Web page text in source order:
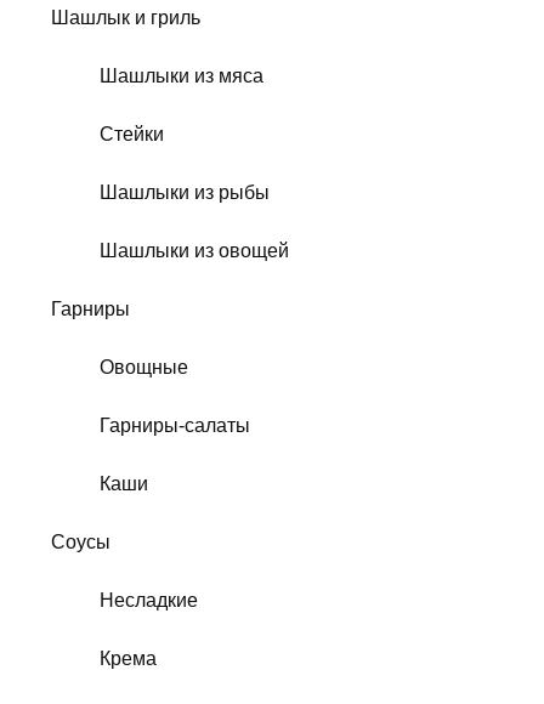
Шашлык и гриль
Шашлыки из мяса
Стейки
Шашлыки из рыбы
Шашлыки из овощей
Гарниры
Овощные
Гарниры-салаты
Каши
Соусы
Несладкие
Крема